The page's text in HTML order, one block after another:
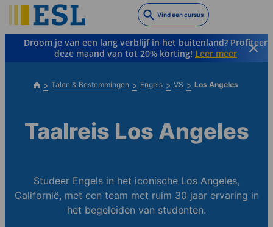
to
main
content
Vind een cursus
Droom je van een lang verblijf in het buitenland? Profiteer
deze maand van tot 20% korting! Leer meer
Talen & Bestemmingen Engels VS Los Angeles
Taalreis Los Angeles
Studeer Engels in het iconische Los Angeles,
Californië, met een team met ruim 30 jaar ervaring in
het begeleiden van studenten.